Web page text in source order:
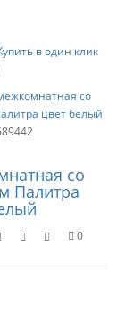
в один клик
со
Палитра
0